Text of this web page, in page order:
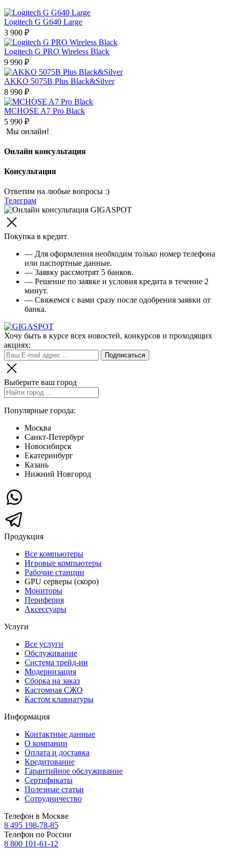
Logitech G G640 Large
3 900 ₽
Logitech G PRO Wireless Black
9 990 ₽
AKKO 5075B Plus Black&Silver
8 990 ₽
MCHOSE A7 Pro Black
5 990 ₽
Мы онлайн!
Онлайн консультация
Консультация
Ответим на любые вопросы :)
Телеграм
Покупка в кредит
— Для оформления необходим только номер телефона
или паспортные данные.
— Заявку рассмотрят 5 банков.
— Решение по заявке и условия кредита в течение 2
минут.
— Свяжемся с вами сразу после одобрения заявки от
банка.
Хочу быть в курсе всех новостей, конкурсов и проходящих
акциях:
Выберите ваш город
Популярные города:
Москва
Санкт-Петербург
Новосибирск
Екатеринбург
Казань
Нижний Новгород
Продукция
Все компьютеры
Игровые компьютеры
Рабочие станции
GPU серверы (скоро)
Мониторы
Периферия
Аксессуары
Услуги
Все услуги
Обслуживание
Система трейд-ин
Модернизация
Сборка на заказ
Кастомная СЖО
Кастом клавиатуры
Информация
Контактные данные
О компании
Оплата и доставка
Кредитование
Гарантийное обслуживание
Сертификаты
Полезные статьи
Сотрудничество
Телефон в Москве
8 495 198-78-85
Телефон по России
8 800 101-61-12